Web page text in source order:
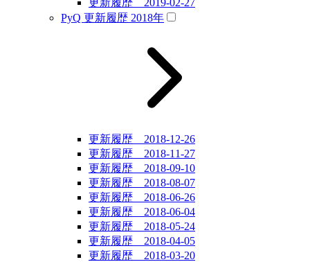
更新履歴 2019-02-27
PyQ 更新履歴 2018年
更新履歴 2018-12-26
更新履歴 2018-11-27
更新履歴 2018-09-10
更新履歴 2018-08-07
更新履歴 2018-06-26
更新履歴 2018-06-04
更新履歴 2018-05-24
更新履歴 2018-04-05
更新履歴 2018-03-20